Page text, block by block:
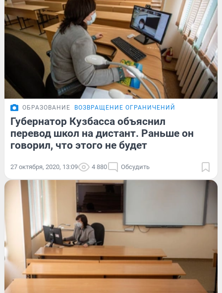
ОБРАЗОВАНИЕ ВОЗВРАЩЕНИЕ ОГРАНИЧЕНИЙ
Губернатор Кузбасса объяснил
перевод школ на дистант. Раньше он
говорил, что этого не будет
27 октября, 2020, 13:09 4 880 Обсудить